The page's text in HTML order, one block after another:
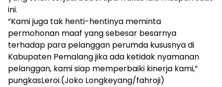
ini.
“Kami juga tak henti-hentinya meminta
permohonan maaf yang sebesar besarnya
terhadap para pelanggan perumda kususnya di
Kabupaten Pemalang jika ada ketidak nyamanan
pelanggan, kami siap memperbaiki kinerja kami,”
pungkasLeroi.(Joko Longkeyang/fahroji)